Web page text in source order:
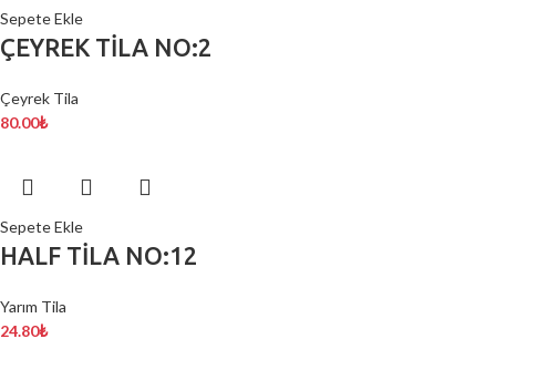
Sepete Ekle
ÇEYREK TİLA NO:2
Çeyrek Tila
80.00₺
Sepete Ekle
HALF TİLA NO:12
Yarım Tila
24.80₺